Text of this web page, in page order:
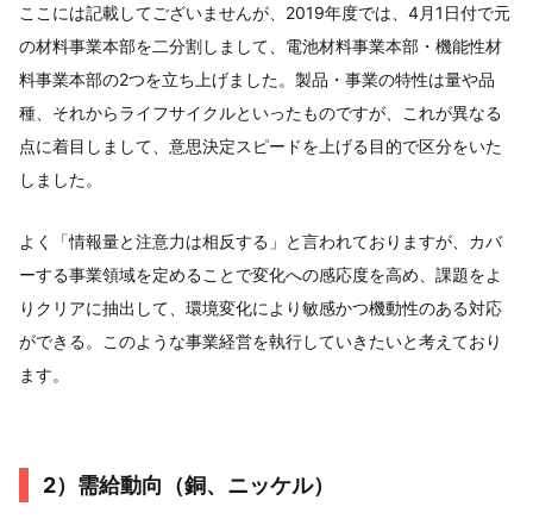
ここには記載してございませんが、2019年度では、4月1日付で元
の材料事業本部を二分割しまして、電池材料事業本部・機能性材
料事業本部の2つを立ち上げました。製品・事業の特性は量や品
種、それからライフサイクルといったものですが、これが異なる
点に着目しまして、意思決定スピードを上げる目的で区分をいた
しました。
よく「情報量と注意力は相反する」と言われておりますが、カバ
ーする事業領域を定めることで変化への感応度を高め、課題をよ
りクリアに抽出して、環境変化により敏感かつ機動性のある対応
ができる。このような事業経営を執行していきたいと考えており
ます。
2）需給動向（銅、ニッケル）